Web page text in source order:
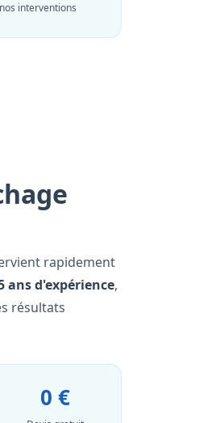
interventions
rapidement
ans d'expérience,
résultats
0 €